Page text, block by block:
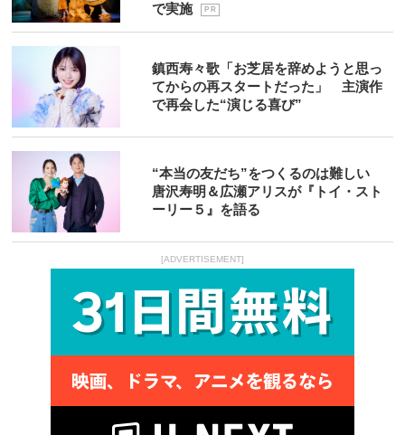
で実施
P R
鎮西寿々歌「お芝居を辞めようと思っ
てからの再スタートだった」 主演作
で再会した“演じる喜び”
“本当の友だち”をつくるのは難しい
唐沢寿明＆広瀬アリスが『トイ・スト
ーリー５』を語る
[ADVERTISEMENT]